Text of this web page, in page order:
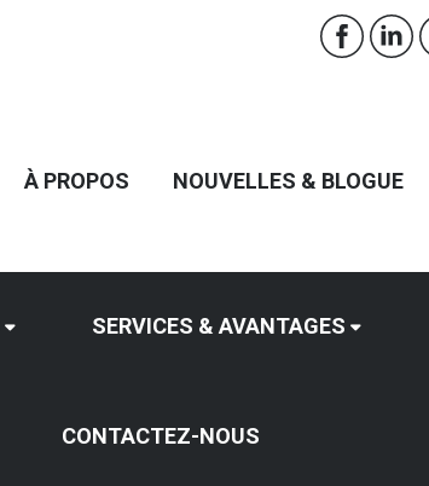
À PROPOS NOUVELLES & BLOGUE
SERVICES & AVANTAGES
CONTACTEZ-NOUS